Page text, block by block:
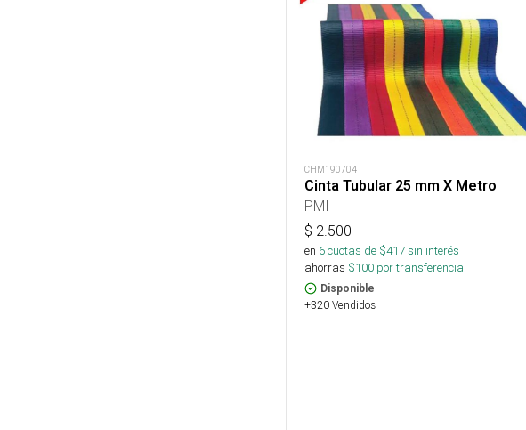
CHM190704
Cinta Tubular 25 mm X Metro
PMI
$ 2.500
en 6cuotas de $417sin interés
ahorras $100 por transferencia.
Disponible
+320 Vendidos